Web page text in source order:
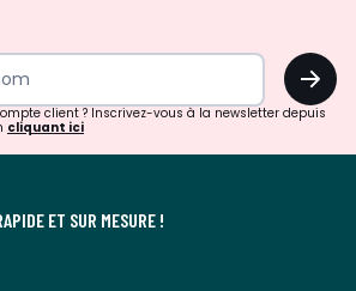
surprises?
OK
client ? Inscrivez-vous à la newsletter depuis
cliquant ici
ET SUR MESURE !